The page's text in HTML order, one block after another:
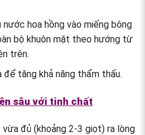
hoa hồng vào miếng bông
bộ khuôn mặt theo hướng từ
trên.
tăng khả năng thẩm thấu.
sâu với tinh chất
đủ (khoảng 2-3 giọt) ra lòng